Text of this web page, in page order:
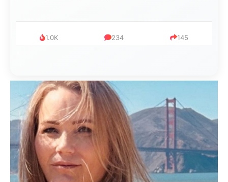
1.0K 234 145